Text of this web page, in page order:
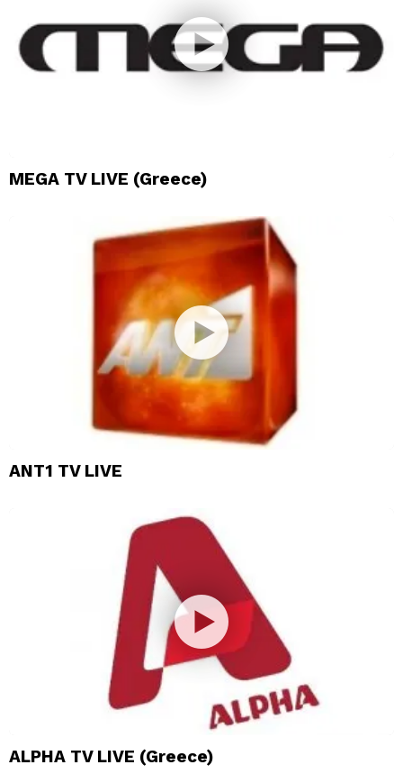
MEGA TV LIVE (Greece)
ANT1 TV LIVE
ALPHA TV LIVE (Greece)